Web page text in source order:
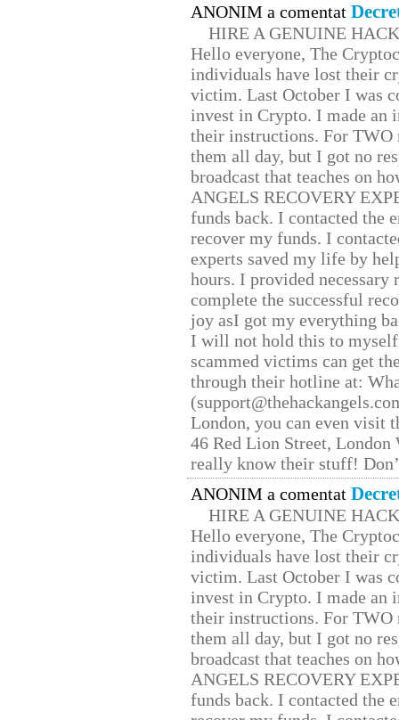
ANONIM a comentat
HIRE A GENUINE
Hello everyone, The
individuals have lost their
victim. Last October I was
invest in Crypto. I made
their instructions. For TWO
them all day, but I got no
broadcast that teaches on
ANGELS RECOVERY
funds back. I contacted the
recover my funds. I
experts saved my life by
hours. I provided
complete the successful
joy asI got my everything
I will not hold this to
scammed victims can get
through their hotline at:
London, you can even visit
46 Red Lion Street, London
really know their stuff!
ANONIM a comentat
HIRE A GENUINE
Hello everyone, The
individuals have lost their
victim. Last October I was
invest in Crypto. I made
their instructions. For TWO
them all day, but I got no
broadcast that teaches on
ANGELS RECOVERY
funds back. I contacted the